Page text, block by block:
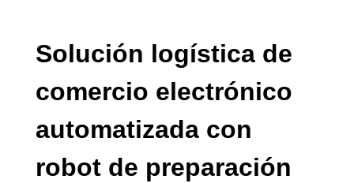
Solución logística de
comercio electrónico
automatizada con
robot de preparación